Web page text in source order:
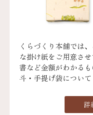
くらづくり本舗では
な掛け紙をご用意さ
書など金額がわかるも
斗・手提げ袋について
詳